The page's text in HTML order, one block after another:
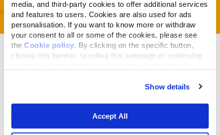
media, and third-party cookies to offer additional services
and features to users. Cookies are also used for ads
personalisation. If you want to know more or withdraw
your consent to all or some of the cookies, please see
the Cookie policy . By clicking on the specific button,
closing this banner, scrolling this webpage or continuing
Show details
Accept All
Liittyvät artikkelit